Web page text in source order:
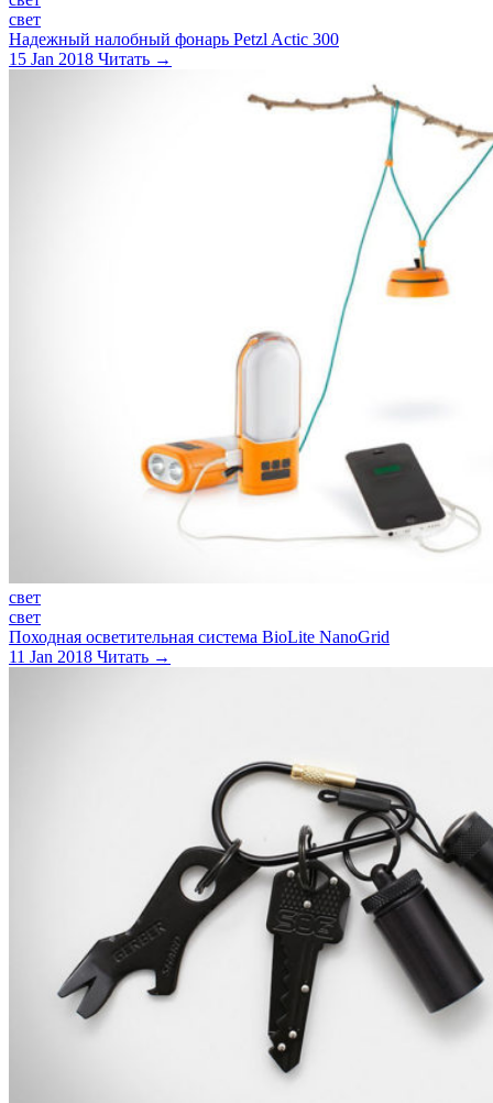
свет
Надежный налобный фонарь Petzl Actic 300
15 Jan 2018 Читать →
свет
свет
Походная осветительная система BioLite NanoGrid
11 Jan 2018 Читать →